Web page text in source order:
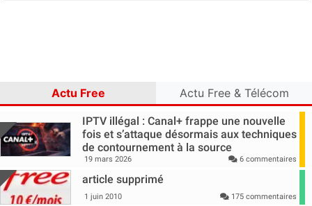
Actu Free Actu Free & Télécom
IPTV illégal : Canal+ frappe une nouvelle
fois et s’attaque désormais aux techniques
de contournement à la source
19 mars 2026 6 commentaires
article supprimé
1 juin 2010 175 commentaires